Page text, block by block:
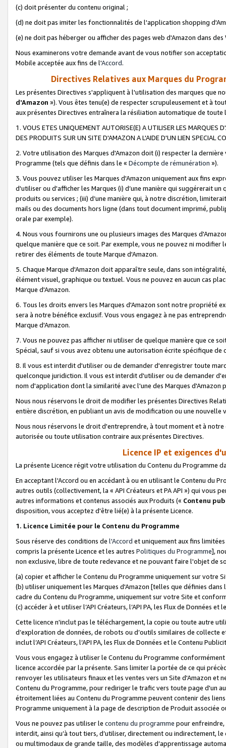
(c) doit présenter du contenu original ;
(d) ne doit pas imiter les fonctionnalités de l'application shopping
(e) ne doit pas héberger ou afficher des pages web d'Amazon dans
Nous examinerons votre demande avant de vous notifier son
Mobile acceptée aux fins de l'Accord.
Directives Relatives aux Marques du
Les présentes Directives s'appliquent à l'utilisation des marques que
d'Amazon »). Vous êtes tenu(e) de respecter scrupuleusement et à
aux présentes Directives entraînera la résiliation automatique de
1. VOUS ETES UNIQUEMENT AUTORISE(E) A UTILISER LES MARQUES
DES PRODUITS SUR UN SITE D'AMAZON A L'AIDE D'UN LIEN SPECIAL
2. Votre utilisation des Marques d'Amazon doit (i) respecter la
Programme (tels que définis dans le « Décompte de rémunération »).
3. Vous pouvez utiliser les Marques d'Amazon uniquement aux fins
d'utiliser ou d'afficher les Marques (i) d’une manière qui suggérerait
produits ou services ; (iii) d’une manière qui, à notre discrétion,
mails ou des documents hors ligne (dans tout document imprimé,
orale par exemple).
4. Nous vous fournirons une ou plusieurs images des Marques
quelque manière que ce soit. Par exemple, vous ne pouvez ni
retirer des éléments de toute Marque d'Amazon.
5. Chaque Marque d'Amazon doit apparaître seule, dans son
élément visuel, graphique ou textuel. Vous ne pouvez en aucun cas
Marque d'Amazon.
6. Tous les droits envers les Marques d'Amazon sont notre propriété
sera à notre bénéfice exclusif. Vous vous engagez à ne pas
Marque d'Amazon.
7. Vous ne pouvez pas afficher ni utiliser de quelque manière que ce
Spécial, sauf si vous avez obtenu une autorisation écrite spécifique de
8. Il vous est interdit d'utiliser ou de demander d'enregistrer toute
quelconque juridiction. Il vous est interdit d'utiliser ou de demander
nom d'application dont la similarité avec l'une des Marques
Nous nous réservons le droit de modifier les présentes Directives
entière discrétion, en publiant un avis de modification ou une nouvelle
Nous nous réservons le droit d'entreprendre, à tout moment et à
autorisée ou toute utilisation contraire aux présentes Directives.
Licence IP et exigences
La présente Licence régit votre utilisation du Contenu du Programme
En acceptant l'Accord ou en accédant à ou en utilisant le Contenu du
autres outils (collectivement, la « API Créateurs et PA API ») qui vous
autres informations et contenus associés aux Produits (« Contenu
disposition, vous acceptez d'être lié(e) à la présente Licence.
1. Licence Limitée pour le Contenu du Programme
Sous réserve des conditions de l'Accord et uniquement aux fins
compris la présente Licence et les autres Politiques du Programme],
non exclusive, libre de toute redevance et ne pouvant faire l'objet de
(a) copier et afficher le Contenu du Programme uniquement sur votre
(b) utiliser uniquement les Marques d'Amazon [telles que définies dans
cadre du Contenu du Programme, uniquement sur votre Site et
(c) accéder à et utiliser l’API Créateurs, l’API PA, les Flux de Données
Cette licence n'inclut pas le téléchargement, la copie ou toute autre
d’exploration de données, de robots ou d’outils similaires de
inclut l’API Créateurs, l’API PA, les Flux de Données et le Contenu
Vous vous engagez à utiliser le Contenu du Programme
licence accordée par la présente. Sans limiter la portée de ce qui
renvoyer les utilisateurs finaux et les ventes vers un Site d'Amazon et
Contenu du Programme, pour rediriger le trafic vers toute page d'un
étroitement liées au Contenu du Programme peuvent contenir des
Programme uniquement à la page de description de Produit associée
Vous ne pouvez pas utiliser le contenu du programme pour
interdit, ainsi qu’à tout tiers, d’utiliser, directement ou indirectement,
ou multimodaux de grande taille, des modèles d’apprentissage